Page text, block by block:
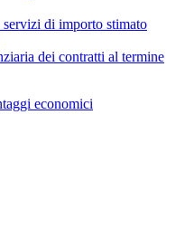
di importo stimato
dei contratti al termine
economici